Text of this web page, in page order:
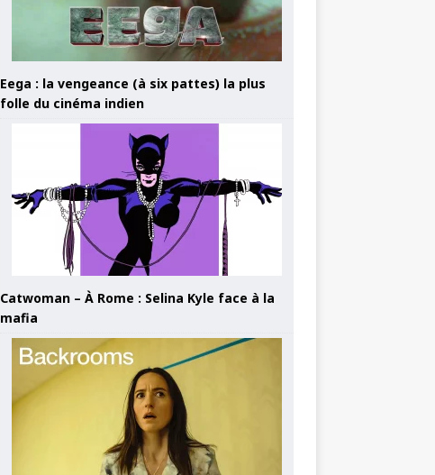
Eega : la vengeance (à six pattes) la plus
folle du cinéma indien
Catwoman – À Rome : Selina Kyle face à la
mafia